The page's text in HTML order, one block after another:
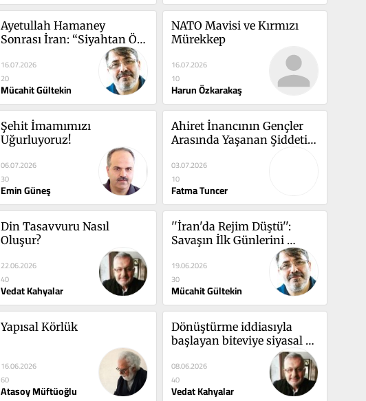
Ayetullah Hamaney
Sonrası İran: “Siyahtan Öte
16.07.2026
20
Mücahit Gültekin
NATO Mavisi ve Kırmızı
Mürekkep
16.07.2026
10
Harun Özkarakaş
Şehit İmamımızı
Uğurluyoruz!
06.07.2026
30
Emin Güneş
Ahiret İnancının Gençler
Arasında Yaşanan Şiddetin
Etkileri
03.07.2026
10
Fatma Tuncer
Din Tasavvuru Nasıl
Oluşur?
22.06.2026
40
Vedat Kahyalar
''İran'da Rejim Düştü'':
Savaşın İlk Günlerini
19.06.2026
30
Mücahit Gültekin
Yapısal Körlük
16.06.2026
60
Atasoy Müftüoğlu
Dönüştürme iddiasıyla
başlayan biteviye siyasal
08.06.2026
40
Vedat Kahyalar